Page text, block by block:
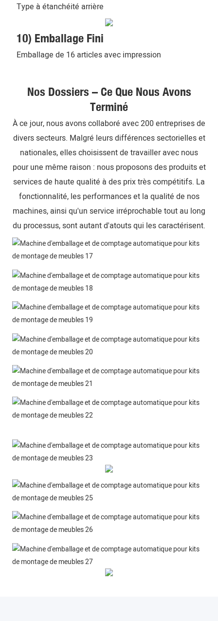
Type à étanchéité arrière
10) Emballage Fini
Emballage de 16 articles avec impression
Nos Dossiers – Ce Que Nous Avons
Terminé
À ce jour, nous avons collaboré avec 200 entreprises de
divers secteurs. Malgré leurs différences sectorielles et
nationales, elles choisissent de travailler avec nous
pour une même raison : nous proposons des produits et
services de haute qualité à des prix très compétitifs. La
fonctionnalité, les performances et la qualité de nos
machines, ainsi qu'un service irréprochable tout au long
du processus, sont autant d'atouts qui les caractérisent.